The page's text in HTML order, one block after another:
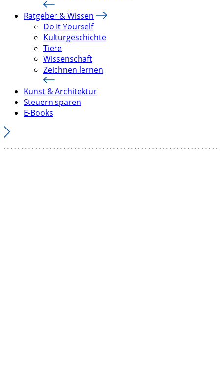
Ratgeber & Wissen
Do It Yourself
Kulturgeschichte
Tiere
Wissenschaft
Zeichnen lernen
Kunst & Architektur
Steuern sparen
E-Books